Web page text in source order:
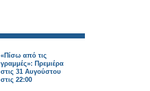
«Πίσω από τις
γραμμές»: Πρεμιέρα
στις 31 Αυγούστου
στις 22:00